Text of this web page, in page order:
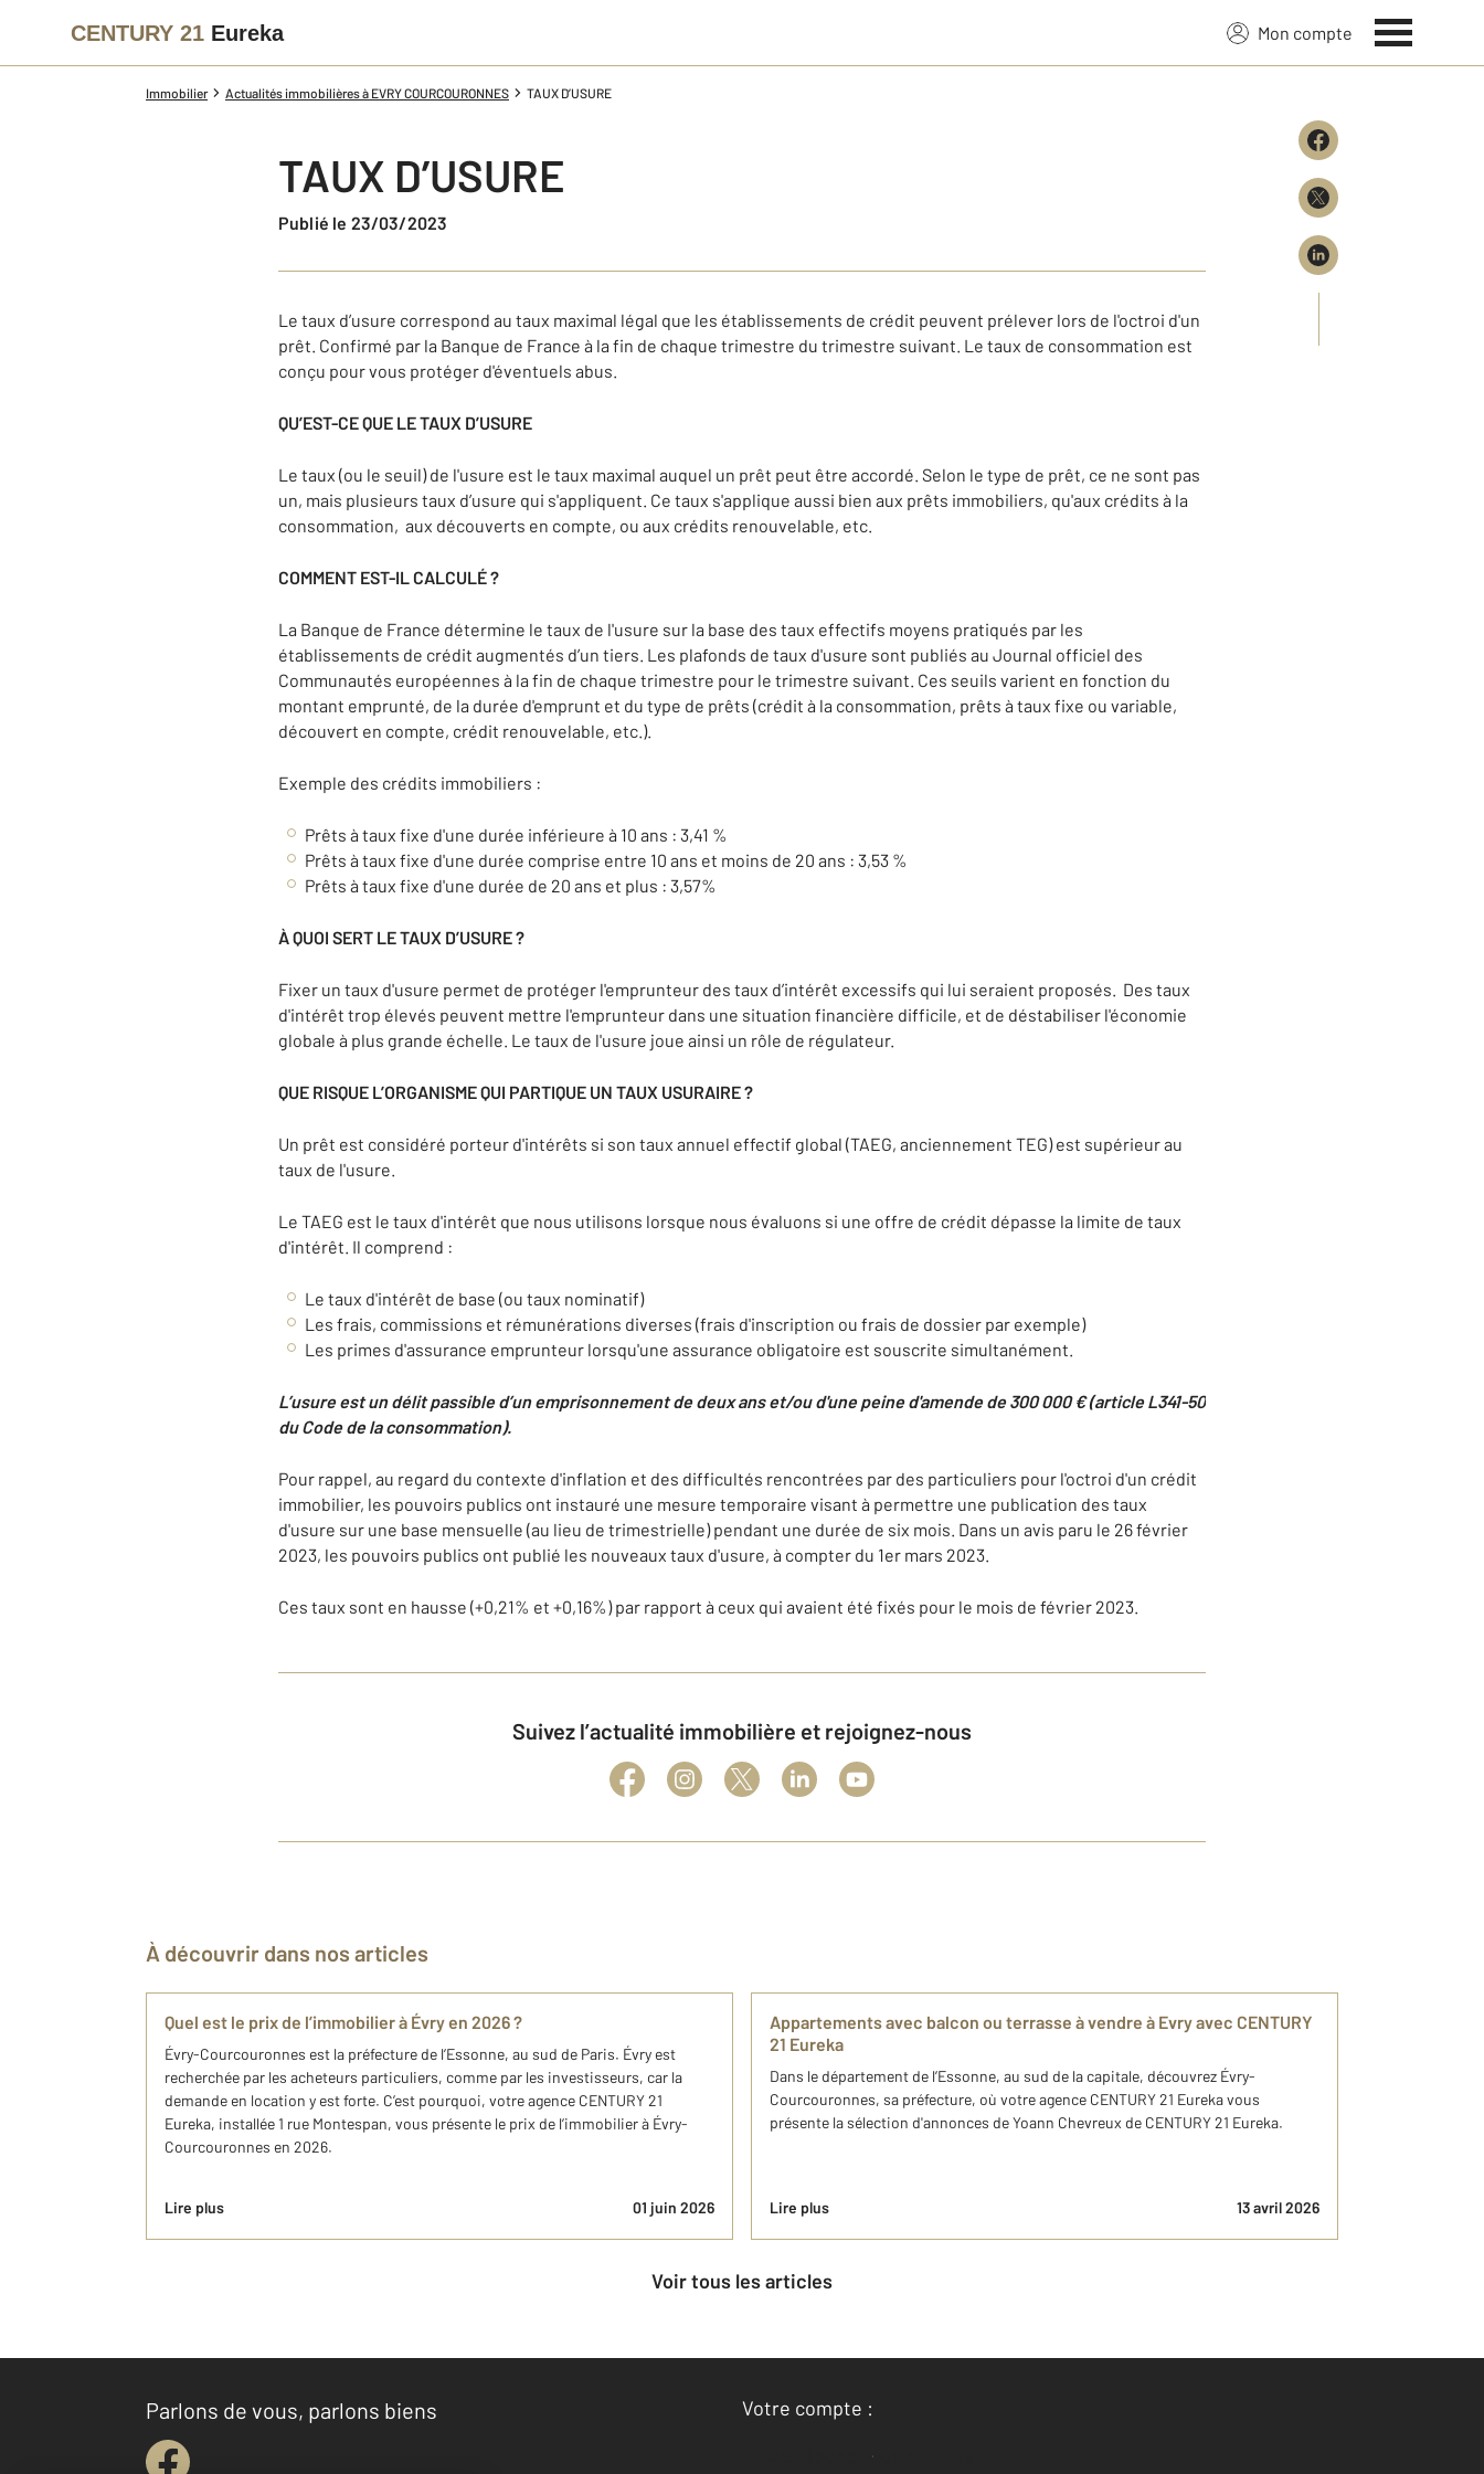
CENTURY 21 Eureka Mon compte
Immobilier Actualités immobilières à EVRY COURCOURONNES TAUX D’USURE
TAUX D’USURE
Publié le 23/03/2023
Le taux d’usure correspond au taux maximal légal que les établissements de crédit peuvent prélever lors de l'octroi d'un
prêt. Confirmé par la Banque de France à la fin de chaque trimestre du trimestre suivant. Le taux de consommation est
conçu pour vous protéger d'éventuels abus.
QU’EST-CE QUE LE TAUX D’USURE
Le taux (ou le seuil) de l'usure est le taux maximal auquel un prêt peut être accordé. Selon le type de prêt, ce ne sont pas
un, mais plusieurs taux d’usure qui s'appliquent. Ce taux s'applique aussi bien aux prêts immobiliers, qu'aux crédits à la
consommation, aux découverts en compte, ou aux crédits renouvelable, etc.
COMMENT EST-IL CALCULÉ ?
La Banque de France détermine le taux de l'usure sur la base des taux effectifs moyens pratiqués par les
établissements de crédit augmentés d’un tiers. Les plafonds de taux d'usure sont publiés au Journal officiel des
Communautés européennes à la fin de chaque trimestre pour le trimestre suivant. Ces seuils varient en fonction du
montant emprunté, de la durée d'emprunt et du type de prêts (crédit à la consommation, prêts à taux fixe ou variable,
découvert en compte, crédit renouvelable, etc.).
Exemple des crédits immobiliers :
Prêts à taux fixe d'une durée inférieure à 10 ans : 3,41 %
Prêts à taux fixe d'une durée comprise entre 10 ans et moins de 20 ans : 3,53 %
Prêts à taux fixe d'une durée de 20 ans et plus : 3,57%
À QUOI SERT LE TAUX D’USURE ?
Fixer un taux d'usure permet de protéger l'emprunteur des taux d’intérêt excessifs qui lui seraient proposés. Des taux
d'intérêt trop élevés peuvent mettre l'emprunteur dans une situation financière difficile, et de déstabiliser l'économie
globale à plus grande échelle. Le taux de l'usure joue ainsi un rôle de régulateur.
QUE RISQUE L’ORGANISME QUI PARTIQUE UN TAUX USURAIRE ?
Un prêt est considéré porteur d'intérêts si son taux annuel effectif global (TAEG, anciennement TEG) est supérieur au
taux de l'usure.
Le TAEG est le taux d'intérêt que nous utilisons lorsque nous évaluons si une offre de crédit dépasse la limite de taux
d'intérêt. Il comprend :
Le taux d'intérêt de base (ou taux nominatif)
Les frais, commissions et rémunérations diverses (frais d'inscription ou frais de dossier par exemple)
Les primes d'assurance emprunteur lorsqu'une assurance obligatoire est souscrite simultanément.
L’usure est un délit passible d’un emprisonnement de deux ans et/ou d'une peine d'amende de 300 000 € (article L341-50
du Code de la consommation).
Pour rappel, au regard du contexte d'inflation et des difficultés rencontrées par des particuliers pour l'octroi d'un crédit
immobilier, les pouvoirs publics ont instauré une mesure temporaire visant à permettre une publication des taux
d'usure sur une base mensuelle (au lieu de trimestrielle) pendant une durée de six mois. Dans un avis paru le 26 février
2023, les pouvoirs publics ont publié les nouveaux taux d'usure, à compter du 1er mars 2023.
Ces taux sont en hausse (+0,21% et +0,16%) par rapport à ceux qui avaient été fixés pour le mois de février 2023.
Suivez l’actualité immobilière et rejoignez-nous
À découvrir dans nos articles
Quel est le prix de l’immobilier à ​Évry en 2026 ?
Évry-Courcouronnes est la préfecture de l’Essonne, au sud de Paris. Évry est
recherchée par les acheteurs particuliers, comme par les investisseurs, car la
demande en location y est forte. C’est pourquoi, votre agence CENTURY 21
Eureka, installée 1 rue Montespan, vous présente le prix de l’immobilier à Évry-
Courcouronnes en 2026.
Lire plus 01 juin 2026
Appartements avec balcon ou terrasse à vendre à Evry avec CENTURY
21 Eureka
Dans le département de l’Essonne, au sud de la capitale, découvrez Évry-
Courcouronnes, sa préfecture, où votre agence CENTURY 21 Eureka vous
présente la sélection d'annonces de Yoann Chevreux de CENTURY 21 Eureka.
Lire plus 13 avril 2026
Voir tous les articles
Parlons de vous, parlons biens
Votre compte :
Accéder à mon compte